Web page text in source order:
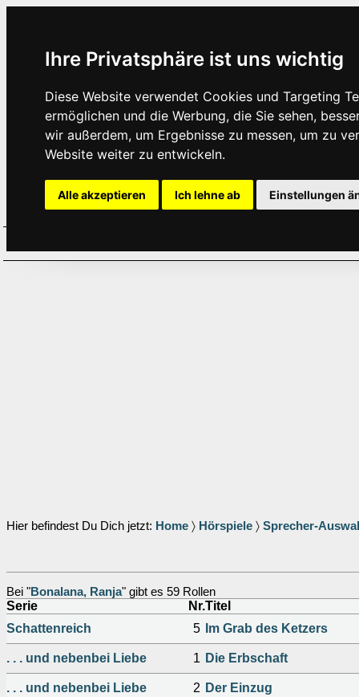
Ihre Privatsphäre ist uns wichtig
Diese Website verwendet Cookies und Targeting
ermöglichen und die Werbung, die Sie sehen,
wir außerdem, um Ergebnisse zu messen, um zu
Website weiter zu entwickeln.
Alle akzeptieren Ich lehne ab Einstellungen
Hier befindest Du Dich jetzt: Home 〉 Hörspiele 〉 Sprecher-
Bei "Bonalana, Ranja" gibt es 59 Rollen
Serie Nr.Titel
Schattenreich
5 Im Grab des Ketzers
. . . und nebenbei Liebe 1 Die Erbschaft
. . . und nebenbei Liebe 2 Der Einzug